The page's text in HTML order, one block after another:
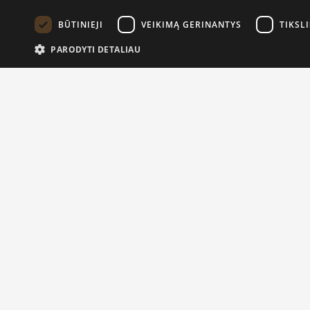
BŪTINIEJI VEIKIMĄ GERINANTYS
PARODYTI DETALIAU